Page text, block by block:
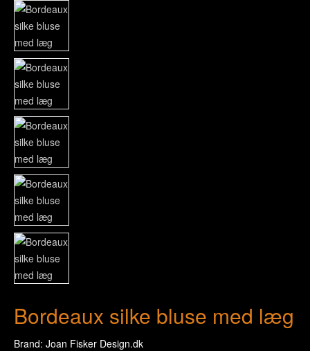
Bordeaux silke bluse med læg
Brand: Joan Fisker Design.dk